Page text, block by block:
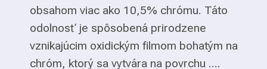
obsahom viac ako 10,5% chrómu. Táto
odolnosť je spôsobená prirodzene
vznikajúcim oxidickým filmom bohatým na
chróm, ktorý sa vytvára na povrchu ....